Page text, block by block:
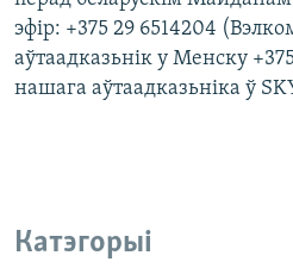
эфір: +375 29 6514204
аўтаадказьнік у Менску
нашага аўтаадказьніка ў
Катэгорыі